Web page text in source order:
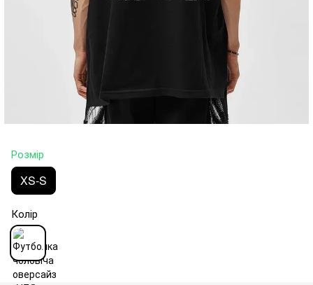
Розмір
XS-S
Колір